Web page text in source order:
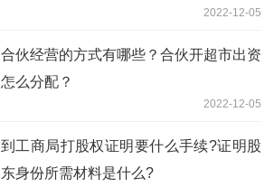
2022-12-05
合伙经营的方式有哪些？合伙开超市出资
怎么分配？
2022-12-05
到工商局打股权证明要什么手续?证明股
东身份所需材料是什么?